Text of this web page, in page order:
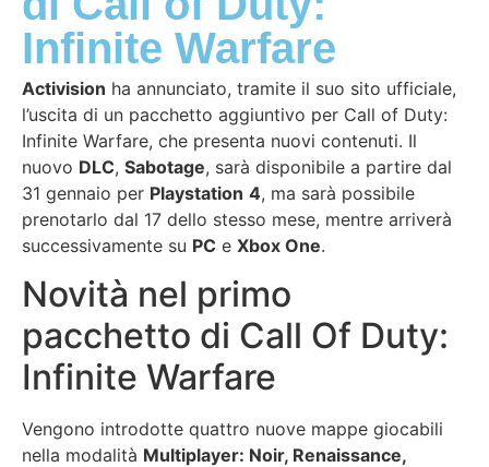
Infinite Warfare
Activision ha annunciato, tramite il suo sito ufficiale,
l’uscita di un pacchetto aggiuntivo per Call of Duty:
Infinite Warfare, che presenta nuovi contenuti. Il
nuovo DLC, Sabotage, sarà disponibile a partire dal
31 gennaio per Playstation 4, ma sarà possibile
prenotarlo dal 17 dello stesso mese, mentre arriverà
successivamente su PC e Xbox One.
Novità nel primo
pacchetto di Call Of Duty:
Infinite Warfare
Vengono introdotte quattro nuove mappe giocabili
nella modalità Multiplayer: Noir, Renaissance,